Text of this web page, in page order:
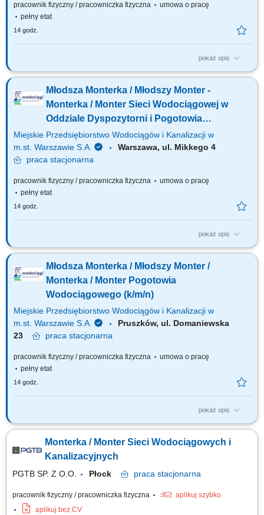
pracownik fizyczny / pracowniczka fizyczna
umowa o pracę
pełny etat
14 godz.
pokaż opis
Jakie będą Twoje obowiązki? zamykanie i otwieranie zasuw na sieci
Odbiorców wody w związku z planowym lub awaryjnym wyłączeniem
dostawy wody; poruszanie się w czynnym pasie ruchu drogowego; praca
na głębokości i...
Młodsza Monterka / Młodszy Monter -
Monterka / Monter Sieci Wodociągowej w
Oddziale Dyspozytorni i Pogotowia
(k/m/n)
Miejskie Przedsiębiorstwo Wodociągów i Kanalizacji w
m.st. Warszawie S.A.
Warszawa, ul. Mikkego 4
praca stacjonarna
pracownik fizyczny / pracowniczka fizyczna
umowa o pracę
pełny etat
14 godz.
pokaż opis
Główny zakres obowiązków: zamykanie i otwieranie zasuw dla prac
związku z planowym lub awaryjnym wyłączeniem dostawy wody;
poruszanie się w czynnym pasie ruchu drogowego; praca na głębokości i
wysokości powyżej 3m;...
Młodsza Monterka / Młodszy Monter /
Monterka / Monter Pogotowia
Wodociągowego (k/m/n)
Miejskie Przedsiębiorstwo Wodociągów i Kanalizacji w
m.st. Warszawie S.A.
Pruszków, ul. Domaniewska
23
praca stacjonarna
pracownik fizyczny / pracowniczka fizyczna
umowa o pracę
pełny etat
14 godz.
pokaż opis
Jakie będą Twoje obowiązki? Zamykanie i otwieranie zasuw dla prac
związku z planowym lub awaryjnym wyłączeniem dostawy wody;
Poruszanie się w czynnym pasie ruchu drogowego; Praca na głębokości i
Monterka / Monter Sieci Wodociągowych i
Kanalizacyjnych
PGTB SP. Z O.O. Płock praca stacjonarna
pracownik fizyczny / pracowniczka fizyczna
aplikuj szybko
aplikuj bez CV